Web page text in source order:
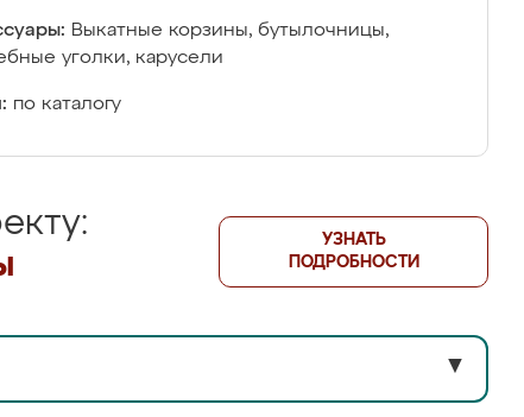
Выкатные корзины, бутылочницы,
уголки, карусели
по каталогу
УЗНАТЬ
ПОДРОБНОСТИ
▼